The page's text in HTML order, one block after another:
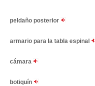
peldaño posterior
armario para la tabla espinal
cámara
botiquín